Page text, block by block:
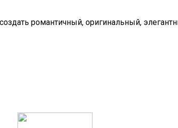
романтичный, оригинальный,